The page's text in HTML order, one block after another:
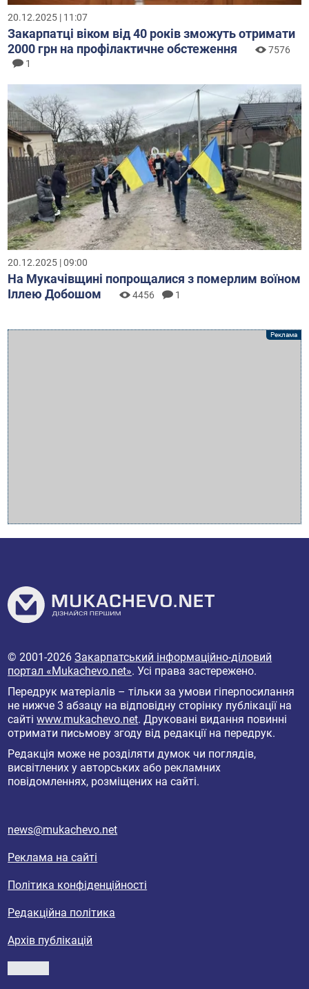
20.12.2025 | 11:07
Закарпатці віком від 40 років зможуть отримати
2000 грн на профілактичне обстеження
7576
1
20.12.2025 | 09:00
На Мукачівщині попрощалися з померлим воїном
Іллею Добошом
4456 1
© 2001-2026Закарпатський інформаційно-діловий
портал «Mukachevo.net». Усі права застережено.
Передрук матеріалів – тільки за умови гіперпосилання
не нижче 3 абзацу на відповідну сторінку публікації на
сайтіwww.mukachevo.net. Друковані видання повинні
отримати письмову згоду від редакції на передрук.
Редакція може не розділяти думок чи поглядів,
висвітлених у авторських або рекламних
повідомленнях, розміщених на сайті.
news@mukachevo.net
Реклама на сайті
Політика конфіденційності
Редакційна політика
Архів публікацій